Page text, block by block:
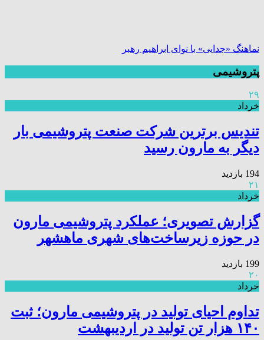
نماهنگ «جدایی» با نوای ابراهیم رهبر
پتروشیمی
۲۹
خرداد
تندیس برترین شرکت صنعت پتروشیمی بار
دیگر به مارون رسید
194 بازدید
۲۱
خرداد
گزارش تصویری؛ عملکرد پتروشیمی مارون
در حوزه زیرساخت‌های شهری ماهشهر
199 بازدید
۲۰
خرداد
تداوم احیای تولید در پتروشیمی مارون؛ ثبت
۱۴۰ هزار تن تولید در اردیبهشت